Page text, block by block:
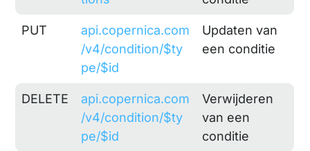
PUT
api.copernica.com
/v4/condition/$ty
pe/$id
Updaten van
een conditie
DELETE
api.copernica.com
/v4/condition/$ty
pe/$id
Verwijderen
van een
conditie